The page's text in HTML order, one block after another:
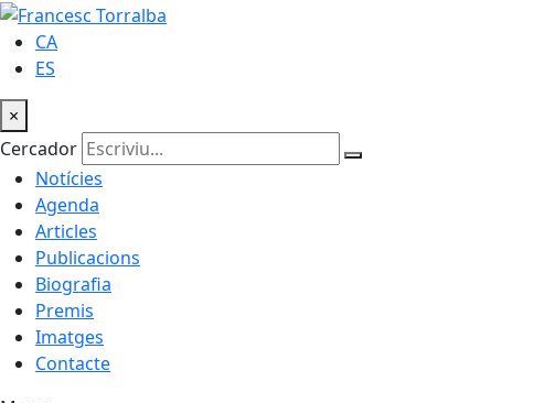
CA
ES
×
Cercador
Notícies
Agenda
Articles
Publicacions
Biografia
Premis
Imatges
Contacte